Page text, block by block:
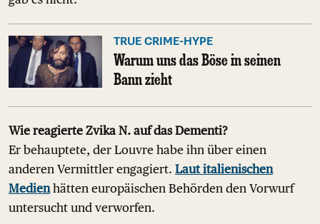
TRUE CRIME-HYPE
Warum uns das Böse in seinen
Bann zieht
Wie reagierte Zvika N. auf das Dementi?
Er behauptete, der Louvre habe ihn über einen
anderen Vermittler engagiert. Laut italienischen
Medienhätten europäischen Behörden den Vorwurf
untersucht und verworfen.